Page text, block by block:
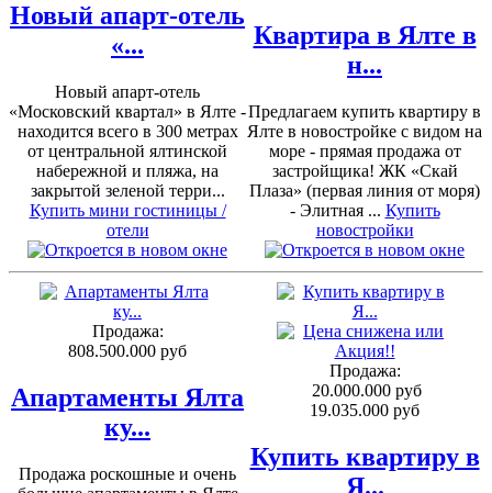
Новый апарт-отель
«...
Новый апарт-отель
«Московский квартал» в Ялте -
находится всего в 300 метрах
от центральной ялтинской
набережной и пляжа, на
закрытой зеленой терри...
Купить мини гостиницы /
отели
Квартира в Ялте в
н...
Предлагаем купить квартиру в
Ялте в новостройке с видом на
море - прямая продажа от
застройщика! ЖК «Скай
Плаза» (первая линия от моря)
- Элитная ... Купить
новостройки
Продажа:
808.500.000 руб
Апартаменты Ялта
ку...
Продажа роскошные и очень
Продажа:
20.000.000 руб
19.035.000 руб
Купить квартиру в
Я...